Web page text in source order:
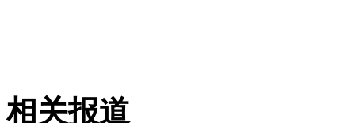
相关报道